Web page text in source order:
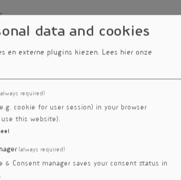
data and cookies
en externe plugins kiezen. Lees hier onze
required)
cookie for user session) in your browser
this website).
(always required)
& Consent manager saves your consent status in